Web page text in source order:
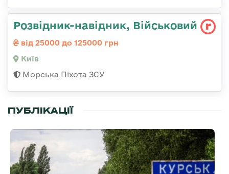
Розвідник-навідник, Військовий
від 25000 до 125000 грн
Київ
Морська Піхота ЗСУ
ПУБЛІКАЦІЇ